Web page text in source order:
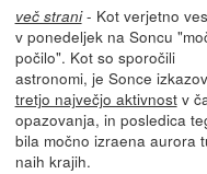
več strani- Kot verjetno
v ponedeljek na Soncu
počilo". Kot so sporočili
astronomi, je Sonce
tretjo največjo aktivnostv
opazovanja, in posledica
bila močno izraena aurora
naih krajih.